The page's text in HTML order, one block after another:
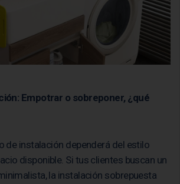
Empotrar o sobreponer, ¿qué
de instalación dependerá del estilo
disponible. Si tus clientes buscan un
la instalación sobrepuesta